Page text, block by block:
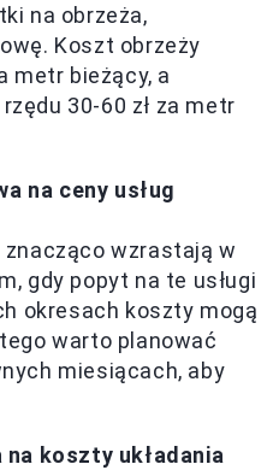
na obrzeża,
Koszt obrzeży
metr bieżący, a
30-60 zł za metr
na ceny usług
znacząco wzrastają w
gdy popyt na te usługi
okresach koszty mogą
warto planować
miesiącach, aby
koszty układania